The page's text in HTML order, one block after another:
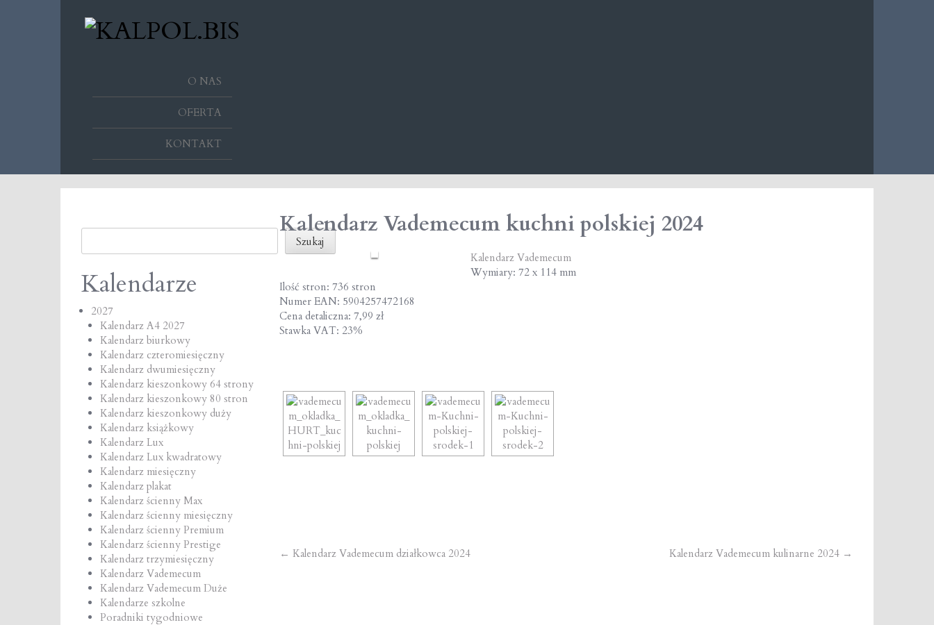
O NAS
OFERTA
KONTAKT
Szukaj
Kalendarze
2027
Kalendarz A4 2027
Kalendarz biurkowy
Kalendarz czteromiesięczny
Kalendarz dwumiesięczny
Kalendarz kieszonkowy 64 strony
Kalendarz kieszonkowy 80 stron
Kalendarz kieszonkowy duży
Kalendarz książkowy
Kalendarz Lux
Kalendarz Lux kwadratowy
Kalendarz miesięczny
Kalendarz plakat
Kalendarz ścienny Max
Kalendarz ścienny miesięczny
Kalendarz ścienny Premium
Kalendarz ścienny Prestige
Kalendarz trzymiesięczny
Kalendarz Vademecum
Kalendarz Vademecum Duże
Kalendarze szkolne
Poradniki tygodniowe
Kalendarz Vademecum kuchni polskiej 2024
Kalendarz Vademecum
Wymiary: 72 x 114 mm
Ilość stron: 736 stron
Numer EAN: 5904257472168
Cena detaliczna: 7,99 zł
Stawka VAT: 23%
Post
← Kalendarz Vademecum działkowca 2024 Kalendarz Vademecum kulinarne 2024 →